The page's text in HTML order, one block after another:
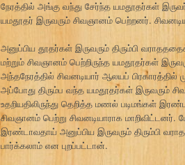
நேரத்தில் அங்கு வந்து சேர்ந்த யமதூதர்கள்
யமதூதர் இருவரும் சிவஞானம் பெற்றனர்.
அனுப்பிய தூதர்கள் இருவரும் திரும்பி
மற்றும் சிவஞானம் பெற்றிருந்த யமதூதர்கள்
அந்தநேரத்தில் சிவனடியார் ஆலயப் பிரகாரத்தில்
அப்போது திரும்ப வந்த யமதூதர்கள் இருவரும்
உதறியதிலிருந்து தெறித்த மணல் படிமங்கள்
சிவஞானம் பெற்று சிவனடியாராக
இரண்டாவதாய் அனுப்பிய இருவரும் திரும்பி
பார்க்கலாம் என புறப்பட்டான்.